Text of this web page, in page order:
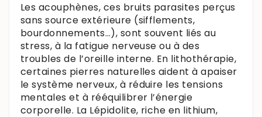
Les acouphènes, ces bruits parasites perçus
sans source extérieure (sifflements,
bourdonnements…), sont souvent liés au
stress, à la fatigue nerveuse ou à des
troubles de l’oreille interne. En lithothérapie,
certaines pierres naturelles aident à apaiser
le système nerveux, à réduire les tensions
mentales et à rééquilibrer l’énergie
corporelle. La Lépidolite, riche en lithium,